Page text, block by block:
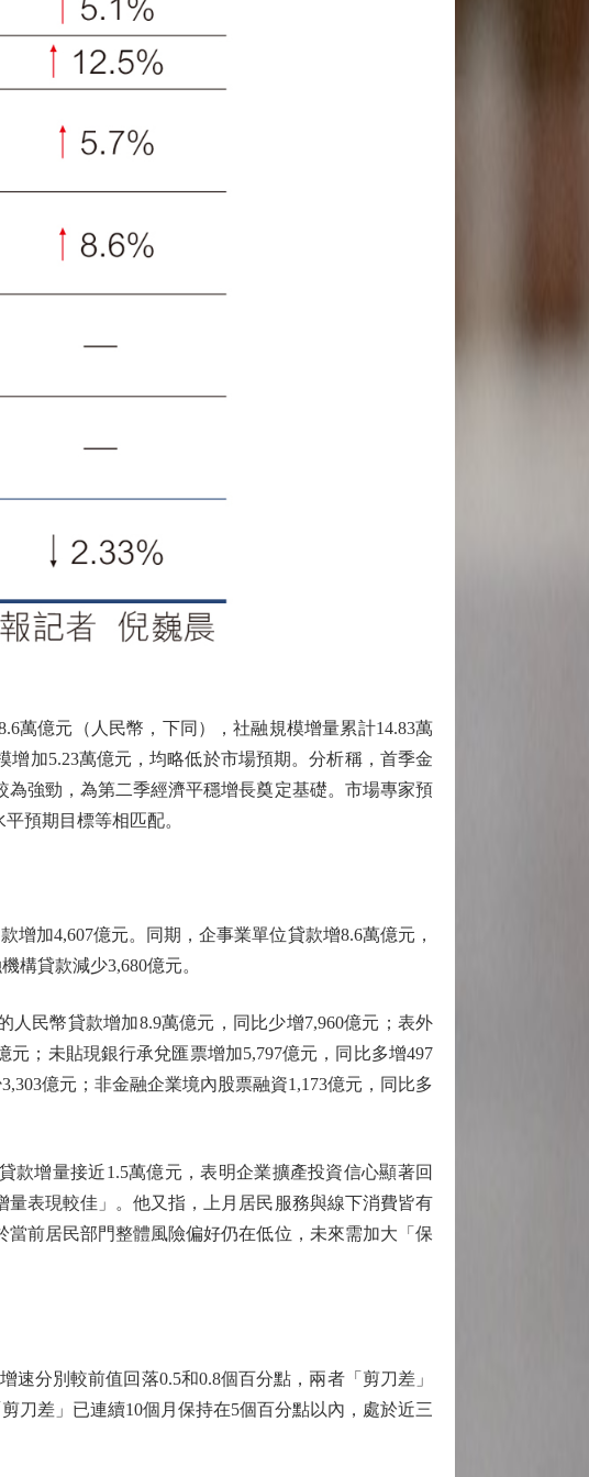
億元（人民幣，下同），社融規模增量累計14.83萬
增加5.23萬億元，均略低於市場預期。分析稱，首季金
強勁，為第二季經濟平穩增長奠定基礎。市場專家預
預期目標等相匹配。
加4,607億元。同期，企事業單位貸款增8.6萬億元，
構貸款減少3,680億元。
民幣貸款增加8.9萬億元，同比少增7,960億元；表外
元；未貼現銀行承兌匯票增加5,797億元，同比多增497
億元；非金融企業境內股票融資1,173億元，同比多
增量接近1.5萬億元，表明企業擴產投資信心顯著回
表現較佳」。他又指，上月居民服務與線下消費皆有
前居民部門整體風險偏好仍在低位，未來需加大「保
分別較前值回落0.5和0.8個百分點，兩者「剪刀差」
刀差」已連續10個月保持在5個百分點以內，處於近三